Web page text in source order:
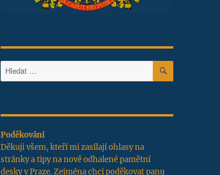
Hledat: HLEDÁNÍ
Poděkování
Děkuji všem, kteří mi zasílají ohlasy na
stránky a tipy na nově odhalené pamětní
desky v Praze. Zejména chci poděkovat panu